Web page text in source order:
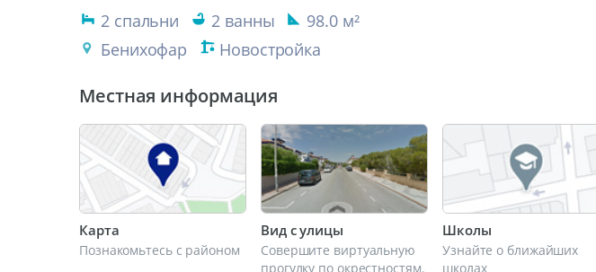
2 спальни 2 ванны
98.0 м²
Бенихофар
Новостройка
Местная информация
Карта
Познакомьтесь с районом
Вид с улицы
Совершите виртуальную
прогулку по окрестностям.
Школы
Узнайте о ближайших
школах